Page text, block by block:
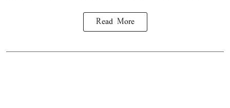
Read More